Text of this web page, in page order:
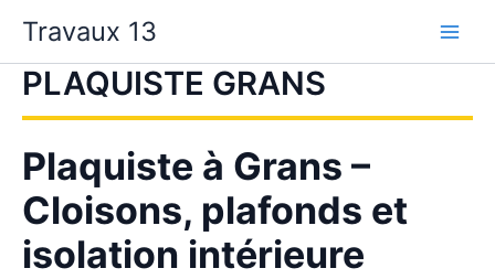
contenu
Travaux 13
PLAQUISTE GRANS
Plaquiste à Grans –
Cloisons, plafonds et
isolation intérieure